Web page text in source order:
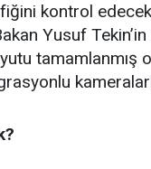
kontrol
Yusuf
tamamlanmış